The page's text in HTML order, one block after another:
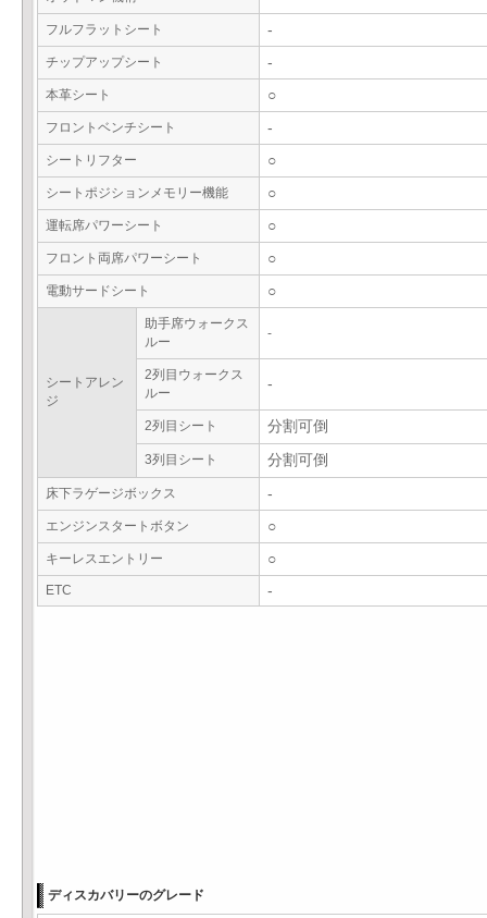
フルフラットシート -
チップアップシート -
本革シート ○
フロントベンチシート -
シートリフター ○
シートポジションメモリー機能 ○
運転席パワーシート ○
フロント両席パワーシート ○
電動サードシート ○
シートアレン
ジ
助手席ウォークス
ルー
-
2列目ウォークス
ルー
-
2列目シート 分割可倒
3列目シート 分割可倒
床下ラゲージボックス -
エンジンスタートボタン ○
キーレスエントリー ○
ETC -
ディスカバリーのグレード